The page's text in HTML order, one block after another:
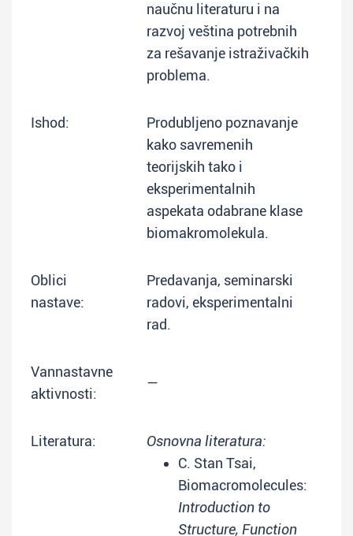
naučnu literaturu i na
razvoj veština potrebnih
za rešavanje istraživačkih
problema.
Ishod:
Produbljeno poznavanje
kako savremenih
teorijskih tako i
eksperimentalnih
aspekata odabrane klase
biomakromolekula.
Oblici
nastave:
Predavanja, seminarski
radovi, eksperimentalni
rad.
Vannastavne
aktivnosti:
—
Literatura:
Osnovna literatura:
C. Stan Tsai,
Biomacromolecules:
Introduction to
Structure, Function